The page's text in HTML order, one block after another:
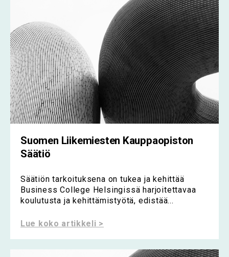
Suomen Liikemiesten Kauppaopiston
Säätiö
Säätiön tarkoituksena on tukea ja kehittää
Business College Helsingissä harjoitettavaa
koulutusta ja kehittämistyötä, edistää...
Lue koko artikkeli >